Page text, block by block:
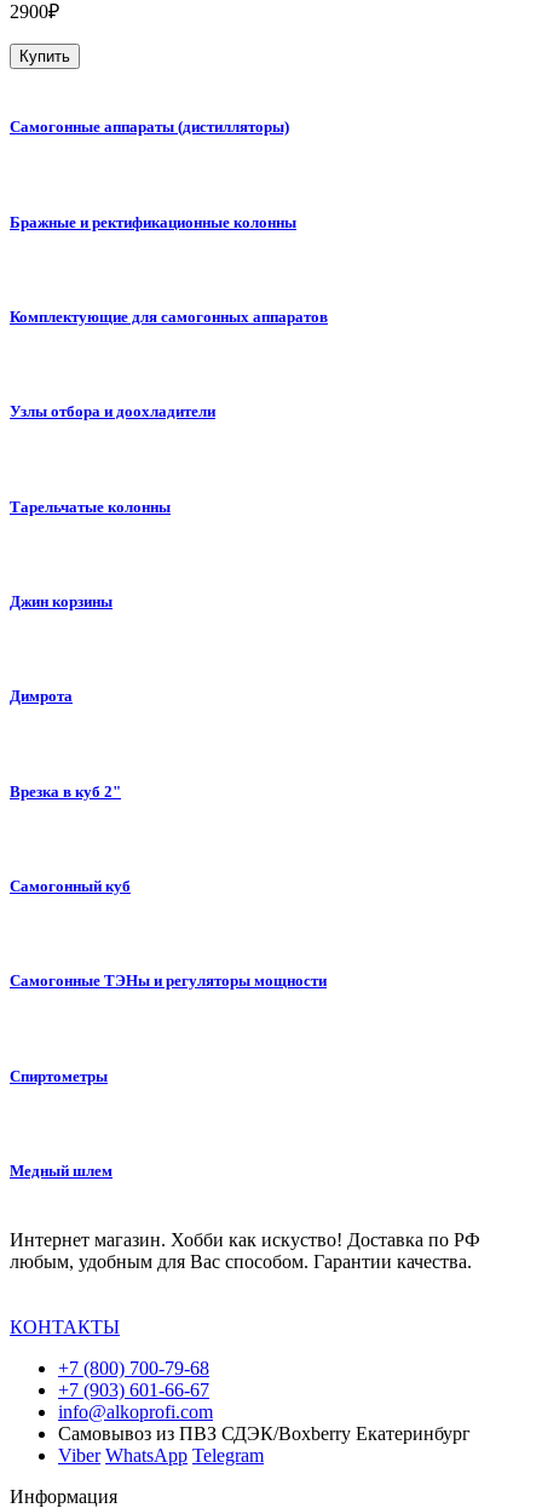
2900₽
Купить
Самогонные аппараты (дистилляторы)
Бражные и ректификационные колонны
Комплектующие для самогонных аппаратов
Узлы отбора и доохладители
Тарельчатые колонны
Джин корзины
Димрота
Врезка в куб 2"
Самогонный куб
Самогонные ТЭНы и регуляторы мощности
Спиртометры
Медный шлем
Интернет магазин. Хобби как искуство! Доставка по РФ
любым, удобным для Вас способом. Гарантии качества.
КОНТАКТЫ
+7 (800) 700-79-68
+7 (903) 601-66-67
info@alkoprofi.com
Самовывоз из ПВЗ СДЭК/Boxberry Екатеринбург
Viber WhatsApp Telegram
Информация